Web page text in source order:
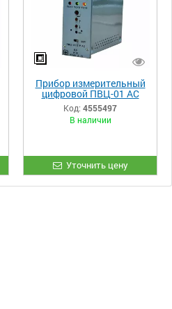
Прибор измерительный
цифровой ПВЦ-01 АС
Код: 4555497
В наличии
Уточнить цену